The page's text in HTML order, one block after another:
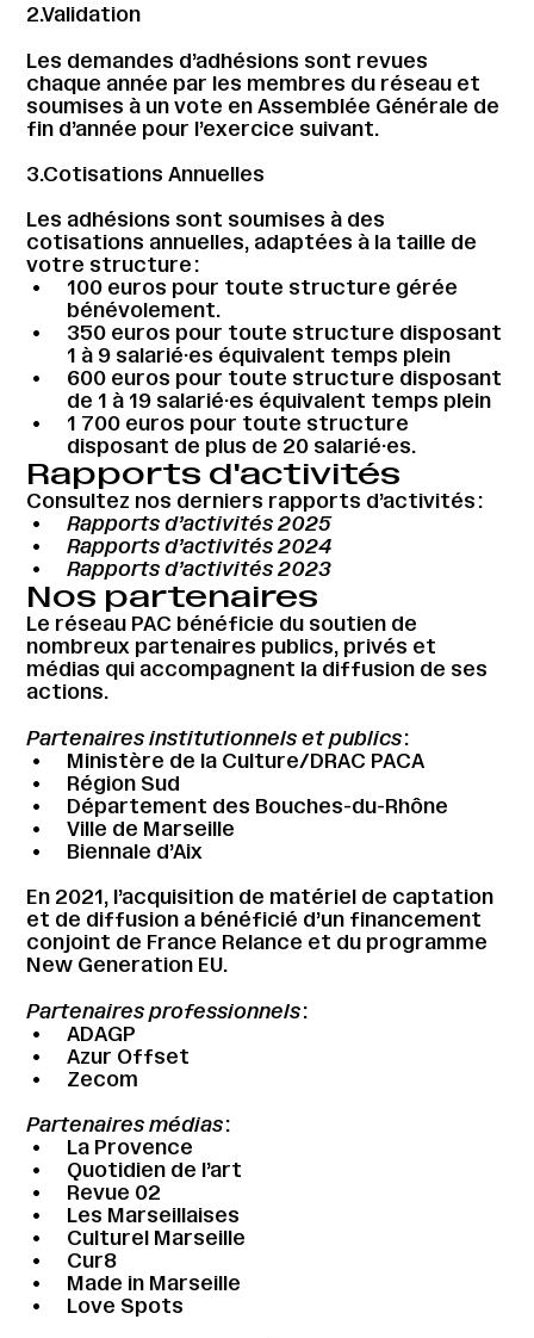
2.Validation
Les demandes d’adhésions sont revues
chaque année par les membres du réseau et
soumises à un vote en Assemblée Générale de
fin d’année pour l’exercice suivant.
3.Cotisations Annuelles
Les adhésions sont soumises à des
cotisations annuelles, adaptées à la taille de
votre structure :
100 euros pour toute structure gérée
bénévolement.
350 euros pour toute structure disposant
1 à 9 salarié·es équivalent temps plein
600 euros pour toute structure disposant
de 1 à 19 salarié·es équivalent temps plein
1 700 euros pour toute structure
disposant de plus de 20 salarié·es.
Rapports d'activités
Consultez nos derniers rapports d’activités :
Rapports d’activités 2025
Rapports d’activités 2024
Rapports d’activités 2023
Nos partenaires
Le réseau PAC bénéficie du soutien de
nombreux partenaires publics, privés et
médias qui accompagnent la diffusion de ses
actions.
Partenaires institutionnels et publics:
Ministère de la Culture/DRAC PACA
Région Sud
Département des Bouches-du-Rhône
Ville de Marseille
Biennale d’Aix
En 2021, l’acquisition de matériel de captation
et de diffusion a bénéficié d’un financement
conjoint de France Relance et du programme
New Generation EU.
Partenaires professionnels:
ADAGP
Azur Offset
Zecom
Partenaires médias:
La Provence
Quotidien de l’art
Revue 02
Les Marseillaises
Culturel Marseille
Cur8
Made in Marseille
Love Spots